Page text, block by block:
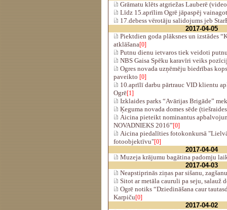
Grāmatu klēts atgriežas Lauberē
Līdz 15.aprīlim Ogrē jāpaspēj
17.debess vērotāju salidojums jeb
2017-04-05
Piektdien goda plāksnes un izstādes
atklāšana[0]
Putnu dienu ietvaros tiek veidoti
NBS Gaisa Spēku karavīri veiks
Ogres novada uzņēmēju biedrības
paveikto [0]
10.aprīlī darbu pārtrauc VID klientu
Ogrē[1]
Izklaides parks “Avārijas Brigāde”
Ķeguma novada domes sēde
Aicina pieteikt nominantus
NOVADNIEKS 2016”[0]
Aicina piedalīties fotokonkursā
fotoobjektīvu"[0]
2017-04-04
Muzeja krājumu bagātina padomju
2017-04-03
Neapstiprinās ziņas par sišanu,
Sitot ar metāla cauruli pa seju, salauž
Ogrē notiks “Dziedināšana caur
Karpiču[0]
2017-04-02